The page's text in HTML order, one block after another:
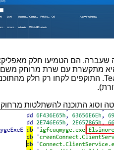
הם הטמיעו חלק
מתקשרת עם שרת מרוחק משם
. התוקפים לקחו רק חלק
וסוג התוכנה להשתלטות